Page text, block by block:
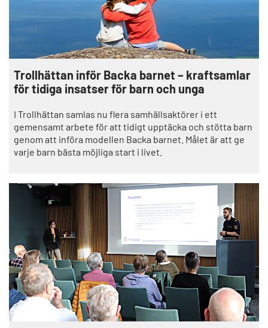
Trollhättan inför Backa barnet – kraftsamlar
för tidiga insatser för barn och unga
I Trollhättan samlas nu flera samhällsaktörer i ett
gemensamt arbete för att tidigt upptäcka och stötta barn
genom att införa modellen Backa barnet. Målet är att ge
varje barn bästa möjliga start i livet.